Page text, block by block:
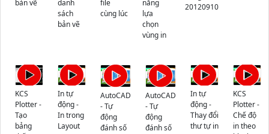
bản vẽ
danh
sách
bản vẽ
file
cùng lúc
năng
lựa
chọn
vùng in
20120910
KCS
Plotter -
Tạo
bảng
In tự
động -
In trong
Layout
AutoCAD
- Tự
động
đánh số
AutoCAD
- Tự
động
đánh số
In tự
động -
Thay đổi
thư tự in
KCS
Plotter -
Chế độ
in theo